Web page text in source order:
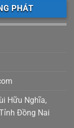
PHÁT
Hữu Nghĩa,
Đồng Nai